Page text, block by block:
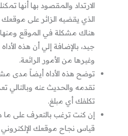
الارتداد والمقصود بها أنها
الذي يقضيه الزائر على
هناك مشكلة في الموقع ومنها
جيد، بالإضافة إلي أن هذه
وغيرها من الأمور الرائعة.
توضح هذه الأداه أيضاً مدى
تقدمه والحديث عنه وبالتالي
تكلفك أي مبلغ.
إن كنت ترغب بالتعرف على ما